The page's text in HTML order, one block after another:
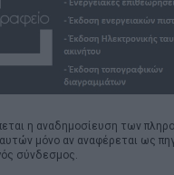
η αναδημοσίευση των
μόνο αν αναφέρεται ως
σύνδεσμος.